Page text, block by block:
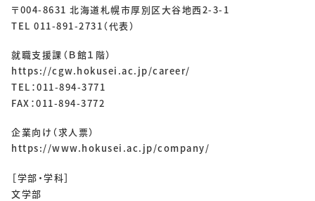
〒004-8631 北海道札幌市厚別区大谷地西2-3-1
TEL 011-891-2731（代表）
就職支援課（Ｂ館１階）
https://cgw.hokusei.ac.jp/career/
TEL：011-894-3771
FAX：011-894-3772
企業向け（求人票）
https://www.hokusei.ac.jp/company/
［学部・学科］
文学部